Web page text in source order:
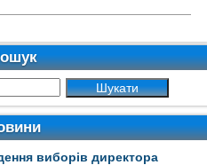
виборів директора